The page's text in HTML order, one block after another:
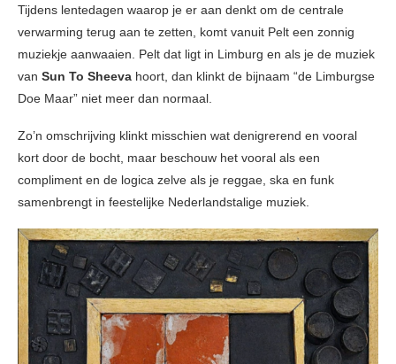
Tijdens lentedagen waarop je er aan denkt om de centrale
verwarming terug aan te zetten, komt vanuit Pelt een zonnig
muziekje aanwaaien. Pelt dat ligt in Limburg en als je de muziek
van Sun To Sheeva hoort, dan klinkt de bijnaam “de Limburgse
Doe Maar” niet meer dan normaal.
Zo’n omschrijving klinkt misschien wat denigrerend en vooral
kort door de bocht, maar beschouw het vooral als een
compliment en de logica zelve als je reggae, ska en funk
samenbrengt in feestelijke Nederlandstalige muziek.